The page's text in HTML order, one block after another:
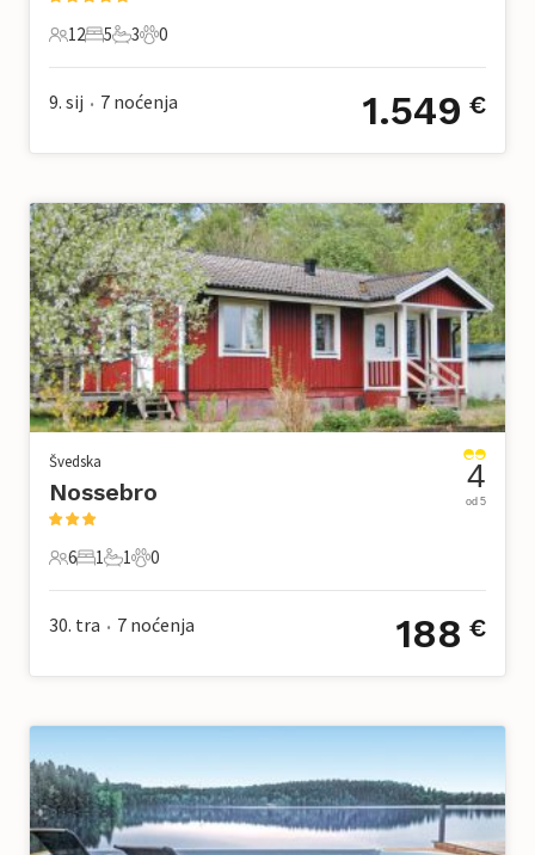
12 Gosti
12
5 Spavaće sobe
5
3 Kupaonice
3
0 Kućni ljubimac
0
9. sij • 7 noćenja 1.549 €
Švedska
Nossebro
6 Gosti
6
1 Spavaća soba
1
1 Kupaonica
1
0 Kućni ljubimac
0
4
od 5
30. tra • 7 noćenja 188 €